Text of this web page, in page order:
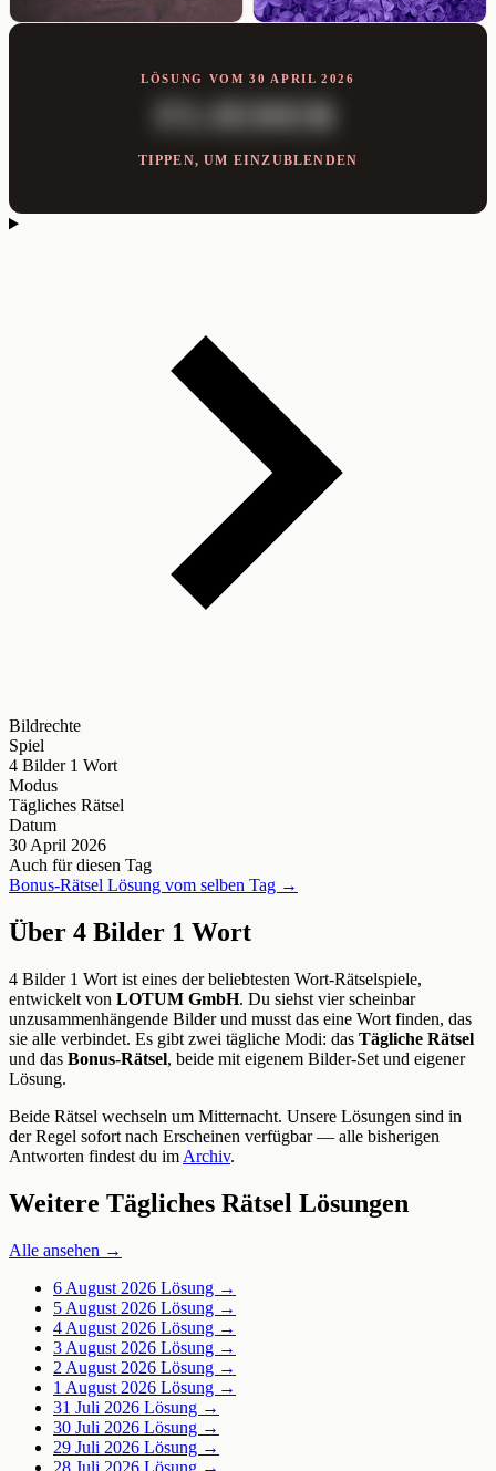
LÖSUNG VOM 30 APRIL 2026
FLIEDER
TIPPEN, UM EINZUBLENDEN
Bildrechte
Spiel
4 Bilder 1 Wort
Modus
Tägliches Rätsel
Datum
30 April 2026
Auch für diesen Tag
Bonus-Rätsel Lösung vom selben Tag →
Über 4 Bilder 1 Wort
4 Bilder 1 Wort ist eines der beliebtesten Wort-Rätselspiele,
entwickelt von LOTUM GmbH. Du siehst vier scheinbar
unzusammenhängende Bilder und musst das eine Wort finden, das
sie alle verbindet. Es gibt zwei tägliche Modi: das Tägliche Rätsel
und das Bonus-Rätsel, beide mit eigenem Bilder-Set und eigener
Lösung.
Beide Rätsel wechseln um Mitternacht. Unsere Lösungen sind in
der Regel sofort nach Erscheinen verfügbar — alle bisherigen
Antworten findest du im Archiv.
Weitere Tägliches Rätsel Lösungen
Alle ansehen →
6 August 2026 Lösung →
5 August 2026 Lösung →
4 August 2026 Lösung →
3 August 2026 Lösung →
2 August 2026 Lösung →
1 August 2026 Lösung →
31 Juli 2026 Lösung →
30 Juli 2026 Lösung →
29 Juli 2026 Lösung →
28 Juli 2026 Lösung →